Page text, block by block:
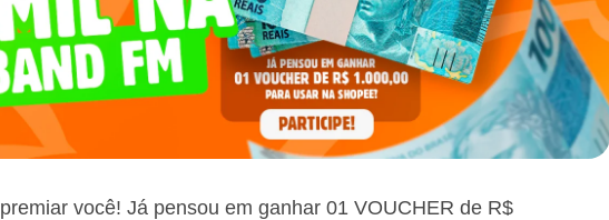
você! Já pensou em ganhar 01 VOUCHER de R$